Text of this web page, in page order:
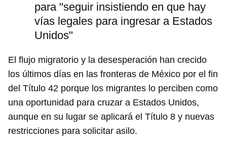
para "seguir insistiendo en que hay
vías legales para ingresar a Estados
Unidos"
El flujo migratorio y la desesperación han crecido
los últimos días en las fronteras de México por el fin
del Título 42 porque los migrantes lo perciben como
una oportunidad para cruzar a Estados Unidos,
aunque en su lugar se aplicará el Título 8 y nuevas
restricciones para solicitar asilo.